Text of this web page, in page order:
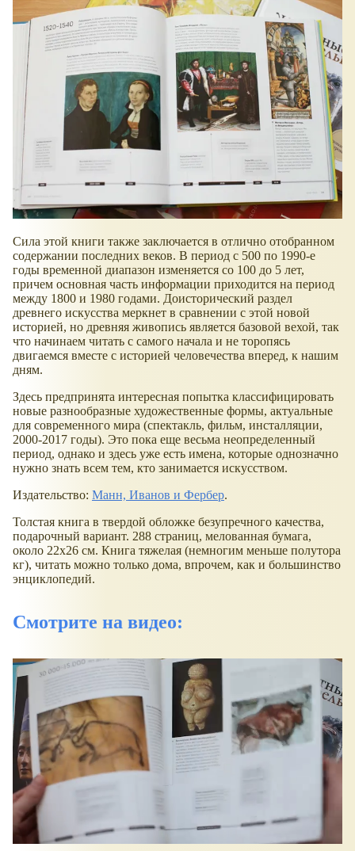
Сила этой книги также заключается в отлично отобранном
содержании последних веков. В период с 500 по 1990-е
годы временной диапазон изменяется со 100 до 5 лет,
причем основная часть информации приходится на период
между 1800 и 1980 годами. Доисторический раздел
древнего искусства меркнет в сравнении с этой новой
историей, но древняя живопись является базовой вехой, так
что начинаем читать с самого начала и не торопясь
двигаемся вместе с историей человечества вперед, к нашим
дням.
Здесь предпринята интересная попытка классифицировать
новые разнообразные художественные формы, актуальные
для современного мира (спектакль, фильм, инсталляции,
2000-2017 годы). Это пока еще весьма неопределенный
период, однако и здесь уже есть имена, которые однозначно
нужно знать всем тем, кто занимается искусством.
Издательство: Манн, Иванов и Фербер.
Толстая книга в твердой обложке безупречного качества,
подарочный вариант. 288 страниц, мелованная бумага,
около 22х26 см. Книга тяжелая (немногим меньше полутора
кг), читать можно только дома, впрочем, как и большинство
энциклопедий.
Смотрите на видео: